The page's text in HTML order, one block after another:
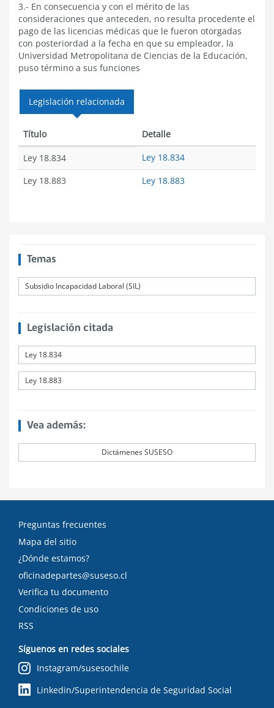
3.- En consecuencia y con el mérito de las
consideraciones que anteceden, no resulta procedente el
pago de las licencias médicas que le fueron otorgadas
con posteriordad a la fecha en que su empleador, la
Universidad Metropolitana de Ciencias de la Educación,
puso término a sus funciones
Legislación relacionada
Título Detalle
Ley 18.834
Ley 18.834
Ley 18.883
Ley 18.883
Temas
Subsidio Incapacidad Laboral (SIL)
Legislación citada
Ley 18.834
Ley 18.883
Vea además:
Dictámenes SUSESO
Preguntas frecuentes
Mapa del sitio
¿Dónde estamos?
oficinadepartes@suseso.cl
Verifica tu documento
Condiciones de uso
RSS
Síguenos en redes sociales
Instagram/susesochile
Linkedin/Superintendencia de Seguridad Social